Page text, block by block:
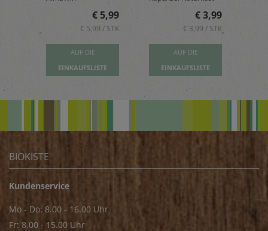
€ 5,99
€ 5,99 / STK
AUF DIE
EINKAUFSLISTE
€ 3,99
€ 3,99 / STK
AUF DIE
EINKAUFSLISTE
BIOKISTE
Kundenservice
Mo - Do: 8.00 - 16.00 Uhr
Fr: 8.00 - 15.00 Uhr